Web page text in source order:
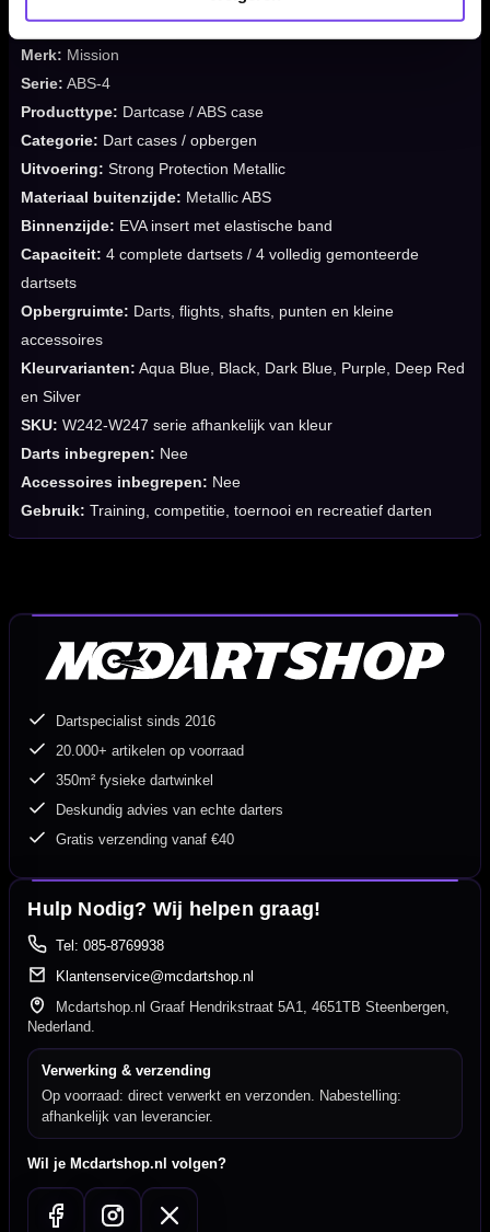
Merk: Mission
Serie: ABS-4
Producttype: Dartcase / ABS case
Categorie: Dart cases / opbergen
Uitvoering: Strong Protection Metallic
Materiaal buitenzijde: Metallic ABS
Binnenzijde: EVA insert met elastische band
Capaciteit: 4 complete dartsets / 4 volledig gemonteerde
dartsets
Opbergruimte: Darts, flights, shafts, punten en kleine
accessoires
Kleurvarianten: Aqua Blue, Black, Dark Blue, Purple, Deep Red
en Silver
SKU: W242-W247 serie afhankelijk van kleur
Darts inbegrepen: Nee
Accessoires inbegrepen: Nee
Gebruik: Training, competitie, toernooi en recreatief darten
Dartspecialist sinds 2016
20.000+ artikelen op voorraad
350m² fysieke dartwinkel
Deskundig advies van echte darters
Gratis verzending vanaf €40
Hulp Nodig? Wij helpen graag!
Tel: 085-8769938
Klantenservice@mcdartshop.nl
Mcdartshop.nl Graaf Hendrikstraat 5A1, 4651TB Steenbergen,
Nederland.
Verwerking & verzending
Op voorraad: direct verwerkt en verzonden. Nabestelling:
afhankelijk van leverancier.
Wil je Mcdartshop.nl volgen?